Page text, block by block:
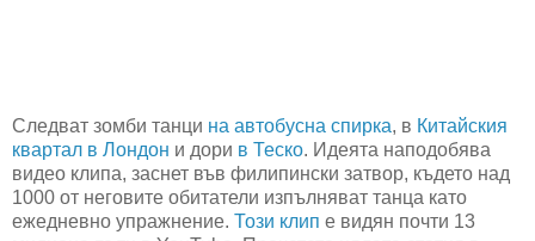
Следват зомби танци на автобусна спирка, в Китайския
квартал в Лондон и дори в Теско. Идеята наподобява
видео клипа, заснет във филипински затвор, където над
1000 от неговите обитатели изпълняват танца като
ежедневно упражнение. Този клип е видян почти 13